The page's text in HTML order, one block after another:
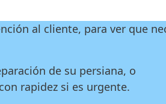
al cliente, para ver que
de su persiana, o
rapidez si es urgente.